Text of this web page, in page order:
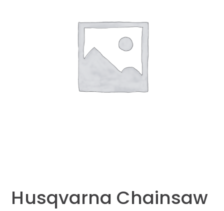
Husqvarna Chainsaw